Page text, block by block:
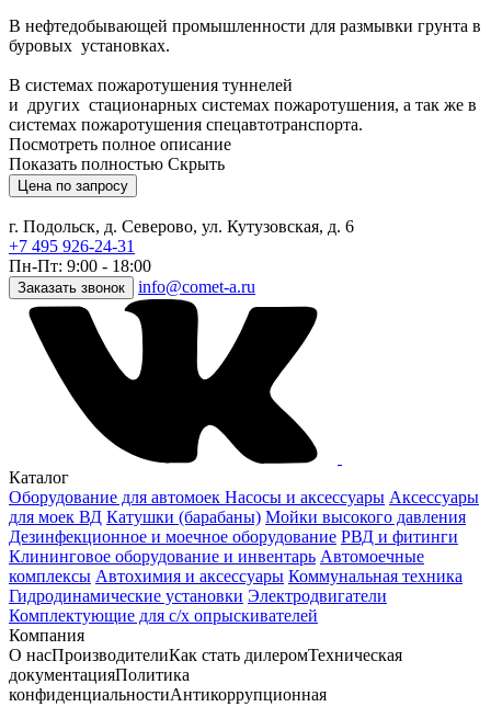
В нефтедобывающей промышленности для размывки грунта в
буровых установках.
В системах пожаротушения туннелей
и других стационарных системах пожаротушения, а так же в
системах пожаротушения спецавтотранспорта.
Посмотреть полное описание
Показать полностью Скрыть
Цена по запросу
г. Подольск, д. Северово, ул. Кутузовская, д. 6
+7 495 926-24-31
Пн-Пт: 9:00 - 18:00
Заказать звонок info@comet-a.ru
Каталог
Оборудование для автомоек Насосы и аксессуары Аксессуары
для моек ВД Катушки (барабаны) Мойки высокого давления
Дезинфекционное и моечное оборудование РВД и фитинги
Клининговое оборудование и инвентарь Автомоечные
комплексы Автохимия и аксессуары Коммунальная техника
Гидродинамические установки Электродвигатели
Комплектующие для с/х опрыскивателей
Компания
О насПроизводителиКак стать дилеромТехническая
документацияПолитика
конфиденциальностиАнтикоррупционная